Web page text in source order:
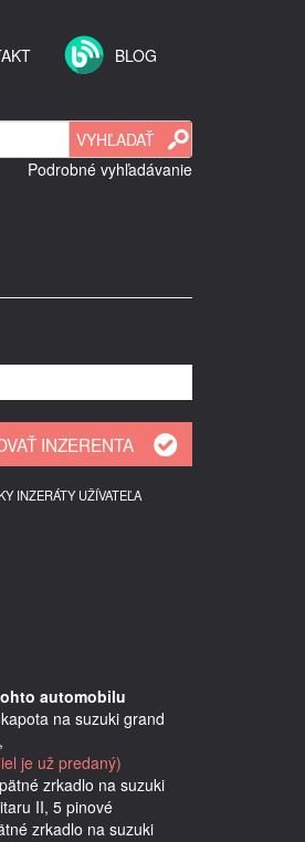
BLOG
Podrobné vyhľadávanie
INZERÁTY UŽÍVATEĽA
automobilu
na suzuki grand
je už predaný)
zrkadlo na suzuki
II, 5 pinové
zrkadlo na suzuki